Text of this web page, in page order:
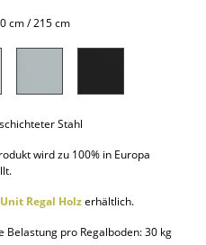
cm / 215 cm
Stahl
wird zu 100% in Europa
Unit Regal Holzerhältlich.
Belastung pro Regalboden: 30 kg